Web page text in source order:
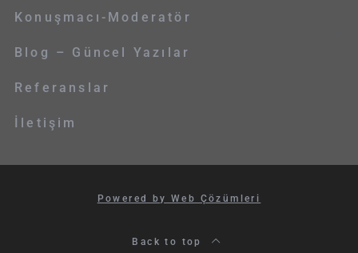
Konuşmacı-Moderatör
Blog – Güncel Yazılar
Referanslar
İletişim
Powered by Web Çözümleri
Back to top